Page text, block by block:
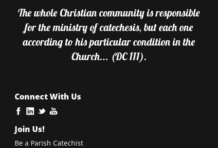
The whole Christian community is responsible
for the ministry of catechesis, but each one
according to his particular condition in the
Church... (DC 111).
Connect With Us
Join Us!
Be a Parish Catechist